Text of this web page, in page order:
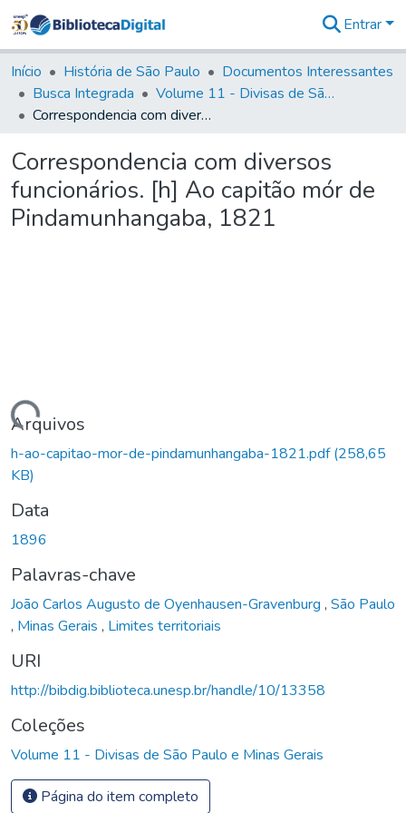
&
Coleções
Tudo na
Biblioteca
Estatísticas
Entrar
Início História de São Paulo
Documentos Interessantes
Busca Integrada
Volume 11 - Divisas de São Paulo e Minas Gerais
Correspondencia com diversos funcionários. [h] Ao capitão mór de Pindamunhangaba, 1821
Correspondencia com diversos
funcionários. [h] Ao capitão mór de
Pindamunhangaba, 1821
Carregando...
Arquivos
h-ao-capitao-mor-de-pindamunhangaba-1821.pdf(258,65
KB)
Data
1896
Palavras-chave
João Carlos Augusto de Oyenhausen-Gravenburg , São Paulo
, Minas Gerais , Limites territoriais
URI
http://bibdig.biblioteca.unesp.br/handle/10/13358
Coleções
Volume 11 - Divisas de São Paulo e Minas Gerais
Página do item completo